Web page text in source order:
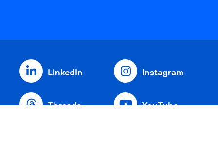
LinkedIn Instagram
Threads YouTube